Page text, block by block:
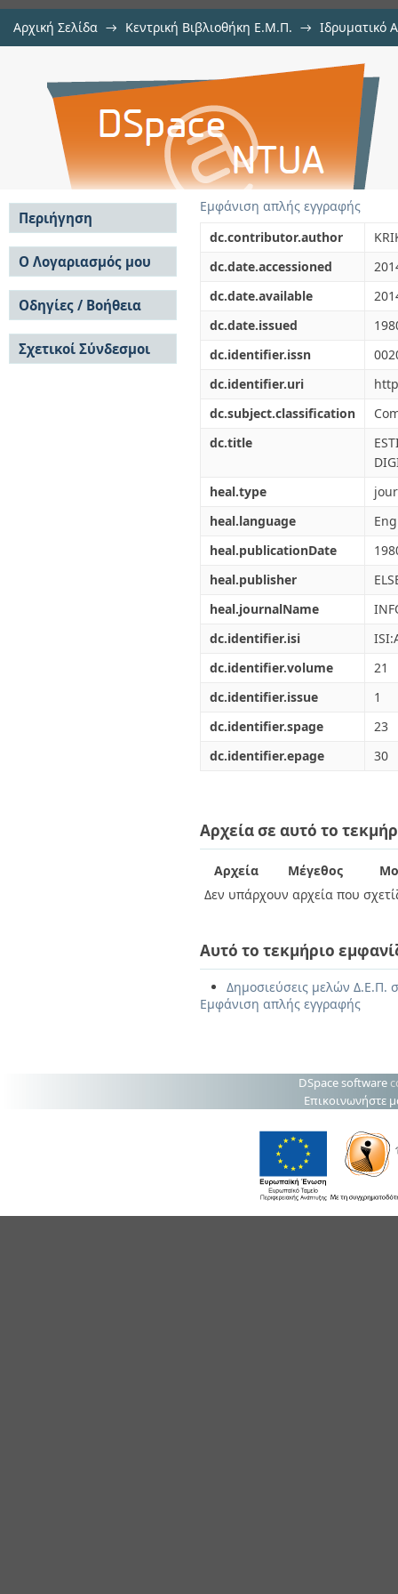
Αρχική Σελίδα → Κεντρική Βιβλιοθήκη Ε.Μ.Π. → Ιδρυματικό
ESTIMATION OF ERROR-
DIGITAL-SYSTEMS OVER RADIO
Εμφάνιση απλής εγγραφής
dc.contributor.author
dc.date.accessioned
dc.date.available
dc.date.issued
dc.identifier.issn
dc.identifier.uri
dc.subject.classification
dc.title
heal.type
heal.language
heal.publicationDate
heal.publisher
heal.journalName
dc.identifier.isi
dc.identifier.volume
21
dc.identifier.issue
1
dc.identifier.spage
23
dc.identifier.epage
30
Αρχεία σε αυτό το
Αρχεία Μέγεθος
Δεν υπάρχουν αρχεία που
Αυτό το τεκμήριο
Δημοσιεύσεις μελών Δ.Ε.Π.
Εμφάνιση απλής εγγραφής
Περιήγηση
Σε όλο το DSpace
Κοινότητες & Συλλογές
Ανά Ημερομηνία
Έκδοσης
Συγγραφείς
Τίτλοι
Θέματα
Ο Λογαριασμός μου
Σύνδεση
Εγγραφή
Οδηγίες / Βοήθεια
Οδηγίες Υποβολής
Οδηγίες Χρήσης ΙΑ
Συχνές Ερωτήσεις
Σχετικοί Σύνδεσμοι
DSpace software
Επικοινωνήστε